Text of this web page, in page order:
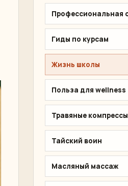
Гиды по курсам
Жизнь школы
Польза для wellness
Травяные компрессы
Тайский воин
Масляный массаж